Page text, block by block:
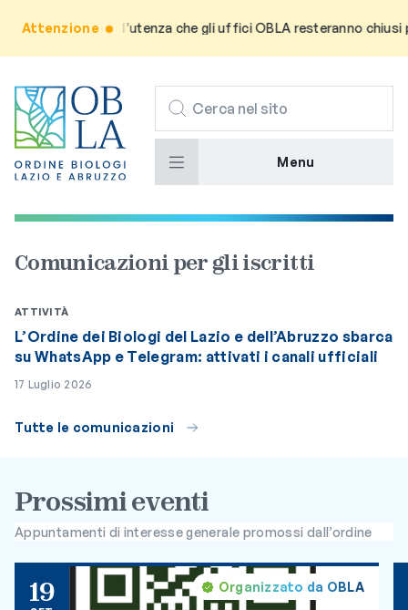
Attenzione
Si informa l’utenza che gli uffici OBLA resteranno chiusi per
CERCA
Menu
Comunicazioni per gli iscritti
ATTIVITÀ
L’Ordine dei Biologi del Lazio e dell’Abruzzo sbarca
su WhatsApp e Telegram: attivati i canali ufficiali
17 Luglio 2026
Tutte le comunicazioni
Prossimi eventi
Appuntamenti di interesse generale promossi dall’ordine
Organizzato da OBLA
19